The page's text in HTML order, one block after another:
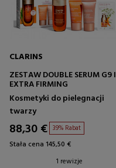
CLARINS
ZESTAW DOUBLE SERUM G9 I
EXTRA FIRMING
Kosmetyki do pielegnacji
twarzy
88,30 € 39% Rabat
Stała cena 145,50 €
1 rewizje